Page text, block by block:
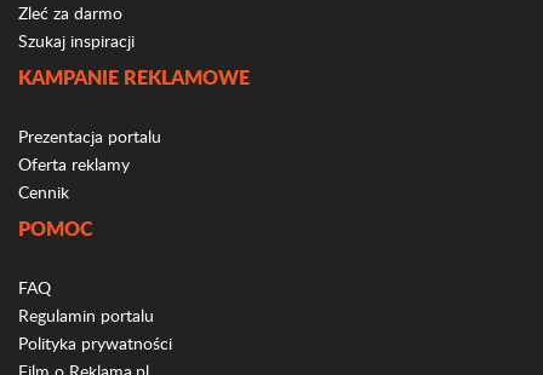
Zleć za darmo
Szukaj inspiracji
KAMPANIE REKLAMOWE
Prezentacja portalu
Oferta reklamy
Cennik
POMOC
FAQ
Regulamin portalu
Polityka prywatności